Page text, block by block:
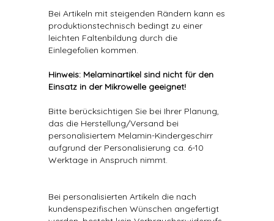
Bei Artikeln mit steigenden Rändern kann es
produktionstechnisch bedingt zu einer
leichten Faltenbildung durch die
Einlegefolien kommen.
Hinweis: Melaminartikel sind nicht für den
Einsatz in der Mikrowelle geeignet!
Bitte berücksichtigen Sie bei Ihrer Planung,
das die Herstellung/Versand bei
personalisiertem Melamin-Kindergeschirr
aufgrund der Personalisierung ca. 6-10
Werktage in Anspruch nimmt.
Bei personalisierten Artikeln die nach
kundenspezifischen Wünschen angefertigt